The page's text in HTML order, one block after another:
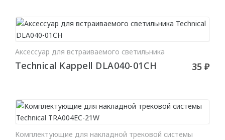
Гибкие
ДЕКОРАТИВНЫЕ ЭЛЕМЕНТЫ
Розетки для люстр
Аксессуар для встраиваемого светильника
Technical Kappell DLA040-01CH 35 ₽
В КОРЗИНУ
Комплектующие для накладной трековой системы